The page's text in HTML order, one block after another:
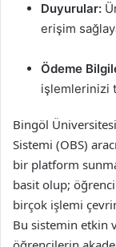
Duyurular:
erişim
Ödeme
işlemlerinizi
Bingöl
Sistemi (OBS)
bir platform
basit olup;
birçok işlemi
Bu sistemin etkin